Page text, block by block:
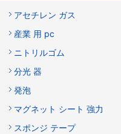
アセチレン ガス
産業 用 pc
ニトリルゴム
分光 器
発泡
マグネット シート 強力
スポンジ テープ